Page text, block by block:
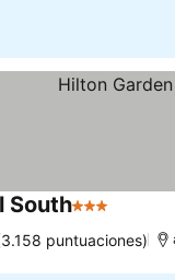
South3 Estrellas
puntuaciones)